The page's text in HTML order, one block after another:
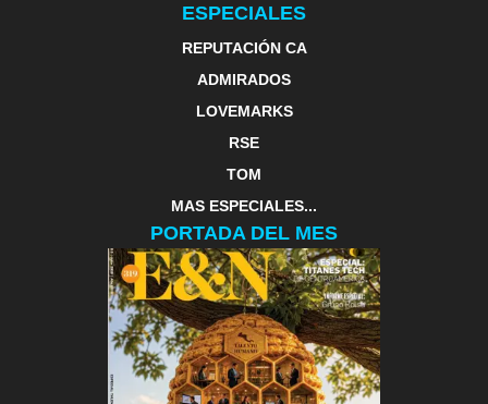
ESPECIALES
REPUTACIÓN CA
ADMIRADOS
LOVEMARKS
RSE
TOM
MAS ESPECIALES...
PORTADA DEL MES